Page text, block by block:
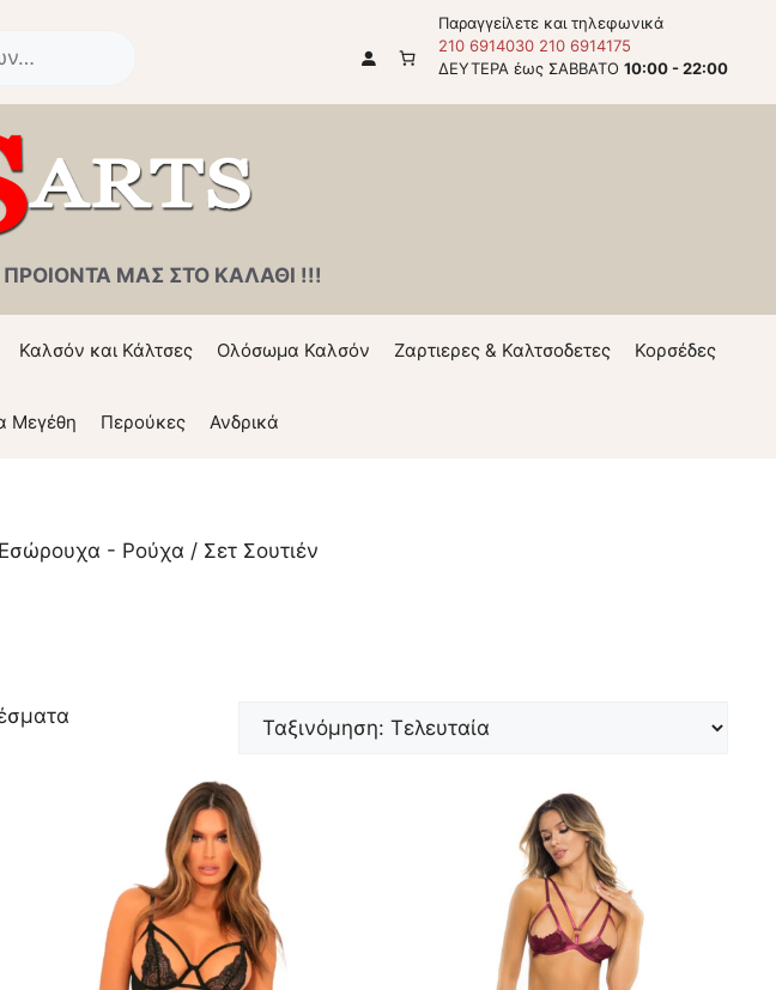
Παραγγείλετε και τηλεφωνικά
210 6914030 210 6914175
ΔΕΥΤΕΡΑ έως ΣΑΒΒΑΤΟ 10:00 - 22:00
ΜΑΣ ΣΤΟ ΚΑΛΑΘΙ !!!
Καλσόν και Κάλτσες Ολόσωμα Καλσόν Ζαρτιερες & Καλτσοδετες Κορσέδες
Μεγέθη Περούκες Ανδρικά
- Ρούχα / Σετ Σουτιέν